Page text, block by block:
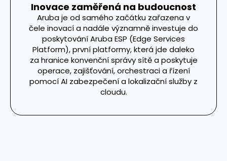
Inovace zaměřená na budoucnost
Aruba je od samého začátku zařazena v
čele inovací a nadále významně investuje do
poskytování Aruba ESP (Edge Services
Platform), první platformy, která jde daleko
za hranice konvenční správy sítě a poskytuje
operace, zajišťování, orchestraci a řízení
pomocí AI zabezpečení a lokalizační služby z
cloudu.